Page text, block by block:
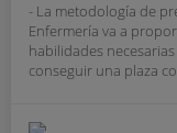
- La metodología de
Enfermería va a
habilidades
conseguir una plaza